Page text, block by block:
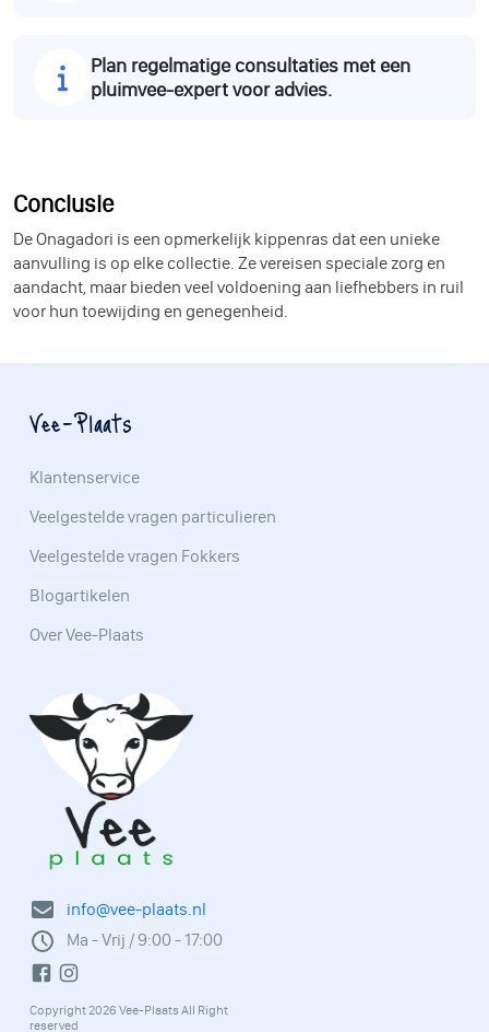
Plan regelmatige consultaties met een
pluimvee-expert voor advies.
Conclusie
De Onagadori is een opmerkelijk kippenras dat een unieke
aanvulling is op elke collectie. Ze vereisen speciale zorg en
aandacht, maar bieden veel voldoening aan liefhebbers in ruil
voor hun toewijding en genegenheid.
info@vee-plaats.nl
Ma - Vrij / 9:00 - 17:00
Copyright 2026 Vee-Plaats All Right
reserved
Vee-Plaats
Klantenservice
Veelgestelde vragen particulieren
Veelgestelde vragen Fokkers
Blogartikelen
Over Vee-Plaats